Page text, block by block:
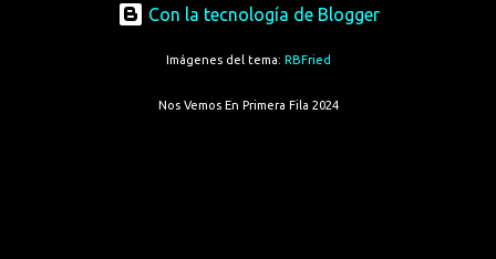
Con la tecnología de Blogger
Imágenes del tema: RBFried
Nos Vemos En Primera Fila 2024